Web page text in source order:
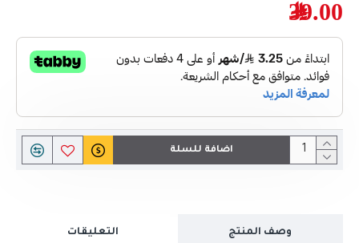
39.00﷼
اضافة للسلة
وصف المنتج التعليقات